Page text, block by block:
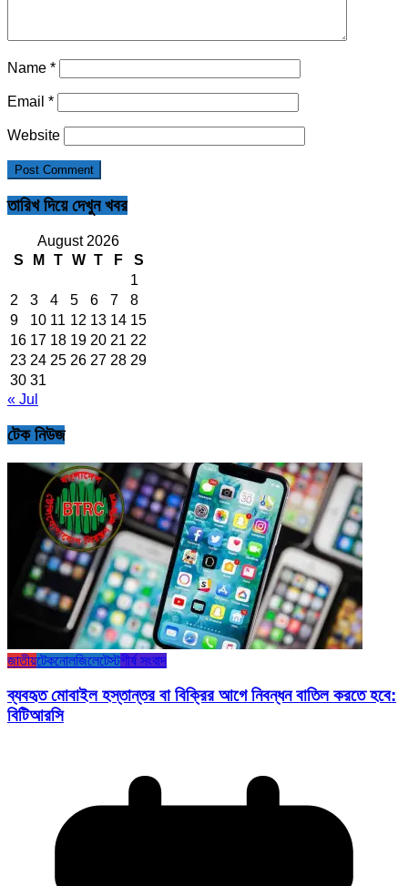
Name *
Email *
Website
তারিখ দিয়ে দেখুন খবর
August 2026
S
M T W T F
S
1
2
3 4 5 6 7
8
9
10 11 12 13 14 15
16 17 18 19 20 21 22
23 24 25 26 27 28 29
30 31
« Jul
টেক নিউজ
জাতীয়টেকনোলজিলেটেস্টশীর্ষ সংবাদ
ব্যবহৃত মোবাইল হস্তান্তর বা বিক্রির আগে নিবন্ধন বাতিল করতে হবে:
বিটিআরসি